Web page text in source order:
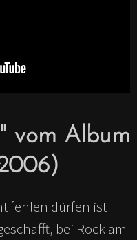
vom Album
fehlen dürfen ist
bei Rock am